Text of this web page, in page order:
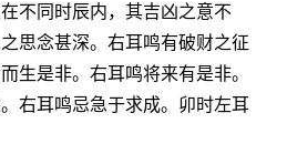
不同时辰内，其吉凶之意不
思念甚深。右耳鸣有破财之征
生是非。右耳鸣将来有是非。
右耳鸣忌急于求成。卯时左耳